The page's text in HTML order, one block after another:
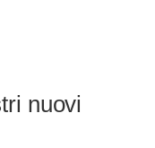
nuovi